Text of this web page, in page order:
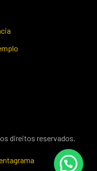
direitos reservados.